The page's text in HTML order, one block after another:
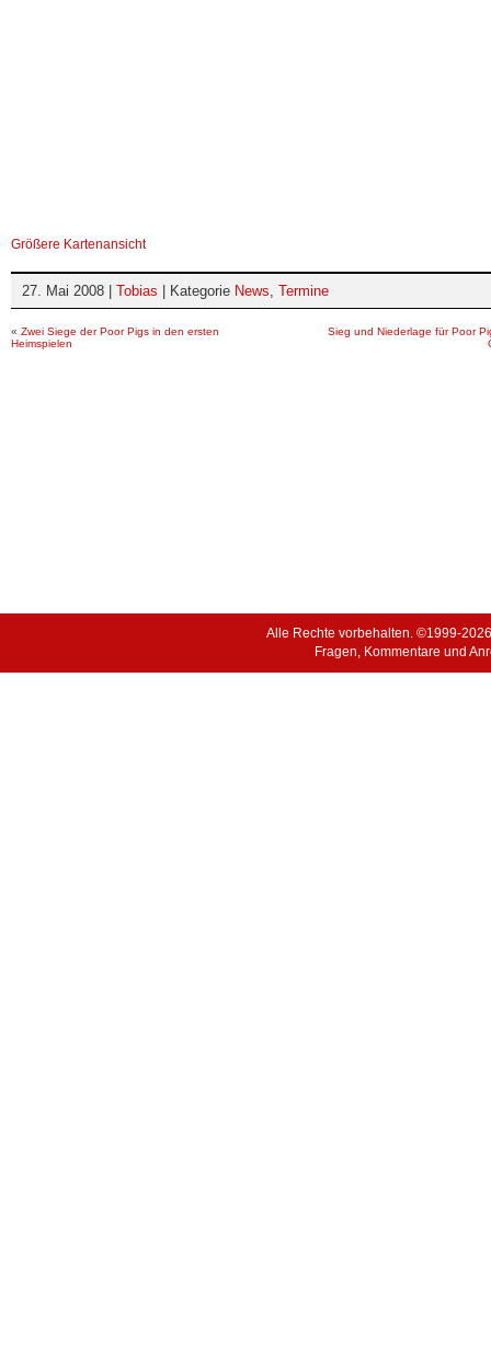
Größere Kartenansicht
27. Mai 2008 | Tobias | Kategorie News, Termine
« Zwei Siege der Poor Pigs in den ersten
Heimspielen
Sieg und Niederlage für Poor
Alle Rechte vorbehalten. ©1999-
Fragen, Kommentare und